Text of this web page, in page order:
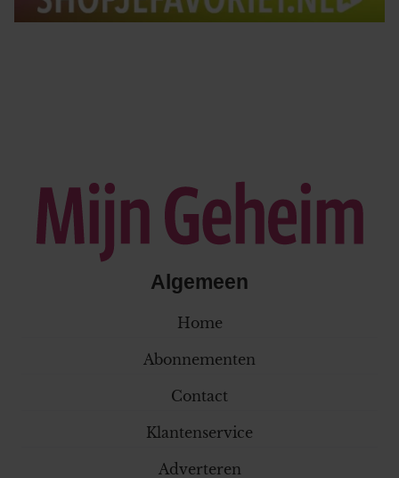
Algemeen
Home
Abonnementen
Contact
Klantenservice
Adverteren